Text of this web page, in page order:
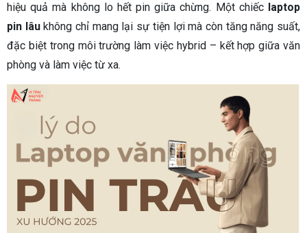
hiệu quả mà không lo hết pin giữa chừng. Một chiếc laptop
pin lâukhông chỉ mang lại sự tiện lợi mà còn tăng năng suất,
đặc biệt trong môi trường làm việc hybrid – kết hợp giữa văn
phòng và làm việc từ xa.